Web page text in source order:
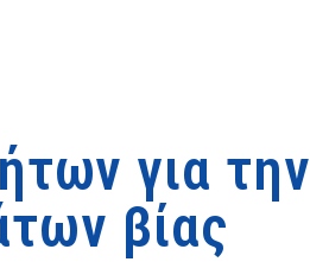
για την
βίας